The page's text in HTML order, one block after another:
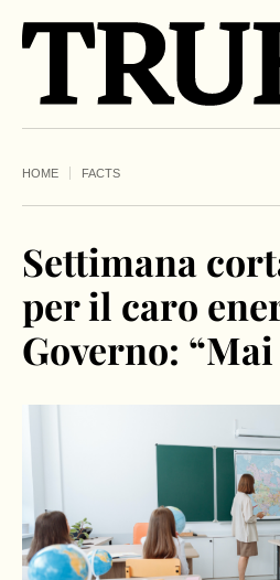
HOME FACTS
Settimana
per il caro
Governo: